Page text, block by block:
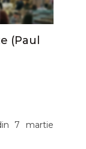
(Paul
7 martie